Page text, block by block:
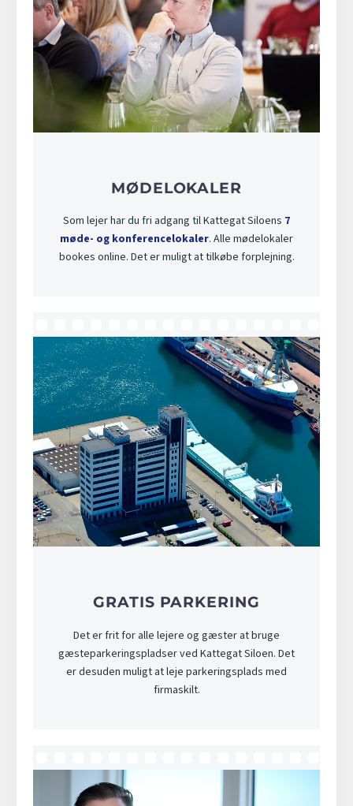
MØDELOKALER
Som lejer har du fri adgang til Kattegat Siloens 7
møde- og konferencelokaler. Alle mødelokaler
bookes online. Det er muligt at tilkøbe forplejning.
GRATIS PARKERING
Det er frit for alle lejere og gæster at bruge
gæsteparkeringspladser ved Kattegat Siloen. Det
er desuden muligt at leje parkeringsplads med
firmaskilt.